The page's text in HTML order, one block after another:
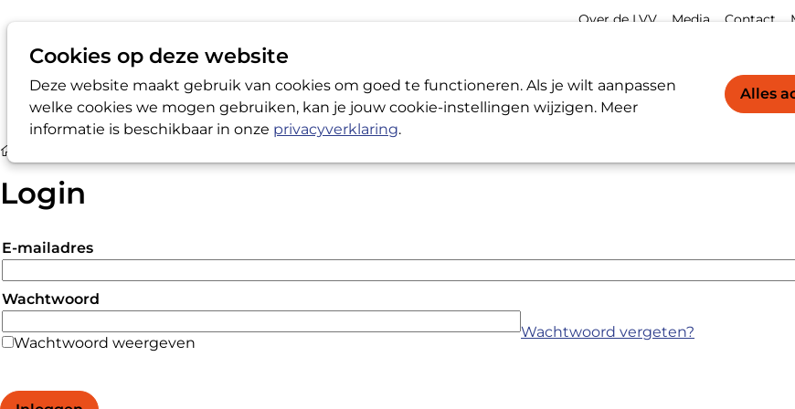
Cookies op deze website
Deze website maakt gebruik van cookies om goed te functioneren. Als je wilt aanpassen
welke cookies we mogen gebruiken, kan je jouw cookie-instellingen wijzigen. Meer
informatie is beschikbaar in onze privacyverklaring.
Alles
Werkgevers / Werknemers LVV-
Meta
Over de LVV Media Contact
Login
E-mailadres
Wachtwoord
Wachtwoord weergeven
Wachtwoord vergeten?